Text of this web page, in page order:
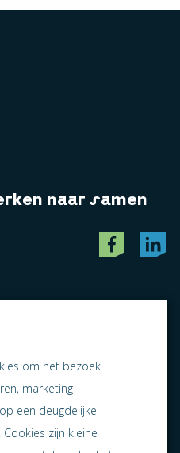
naar samen
om het bezoek
marketing
een deugdelijke
zijn kleine